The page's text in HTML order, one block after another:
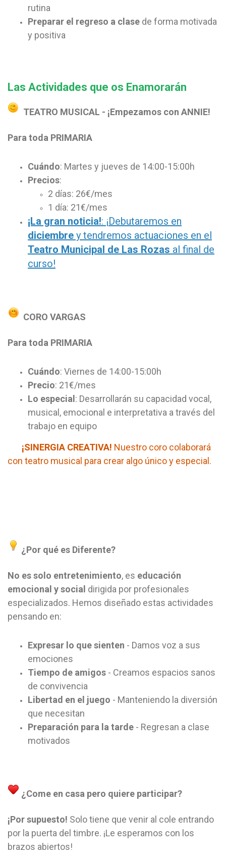
rutina
Preparar el regreso a clase de forma motivada
y positiva
Las Actividades que os Enamorarán
TEATRO MUSICAL - ¡Empezamos con ANNIE!
Para toda PRIMARIA
Cuándo: Martes y jueves de 14:00-15:00h
Precios:
2 días: 26€/mes
1 día: 21€/mes
¡La gran noticia!: ¡Debutaremos en
diciembre y tendremos actuaciones en el
Teatro Municipal de Las Rozas al final de
curso!
CORO VARGAS
Para toda PRIMARIA
Cuándo: Viernes de 14:00-15:00h
Precio: 21€/mes
Lo especial : Desarrollarán su capacidad vocal,
musical, emocional e interpretativa a través del
trabajo en equipo
¡SINERGIA CREATIVA! Nuestro coro colaborará
con teatro musical para crear algo único y especial.
¿Por qué es Diferente?
No es solo entretenimiento, es educación
emocional y social dirigida por profesionales
especializados. Hemos diseñado estas actividades
pensando en:
Expresar lo que sienten - Damos voz a sus
emociones
Tiempo de amigos - Creamos espacios sanos
de convivencia
Libertad en el juego - Manteniendo la diversión
que necesitan
Preparación para la tarde - Regresan a clase
motivados
¿Come en casa pero quiere participar?
¡Por supuesto! Solo tiene que venir al cole entrando
por la puerta del timbre. ¡Le esperamos con los
brazos abiertos!